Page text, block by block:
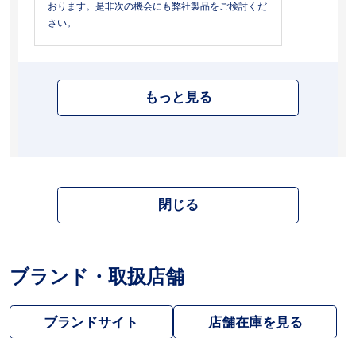
おります。是非次の機会にも弊社製品をご検討くだ
さい。
もっと見る
閉じる
ブランド・取扱店舗
ブランドサイト